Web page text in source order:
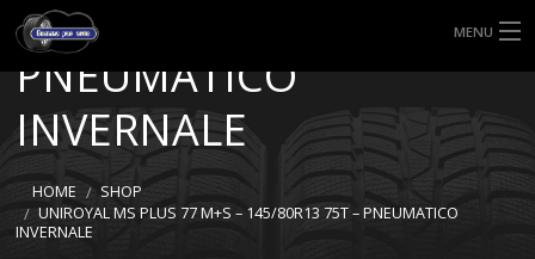
MENU
HOME
TIPI DI GOMME
MISURE GOMME
M+S – 145/80R13 75T –
PNEUMATICO
INVERNALE
HOME
SHOP
UNIROYAL MS PLUS 77 M+S – 145/80R13 75T – PNEUMATICO
INVERNALE